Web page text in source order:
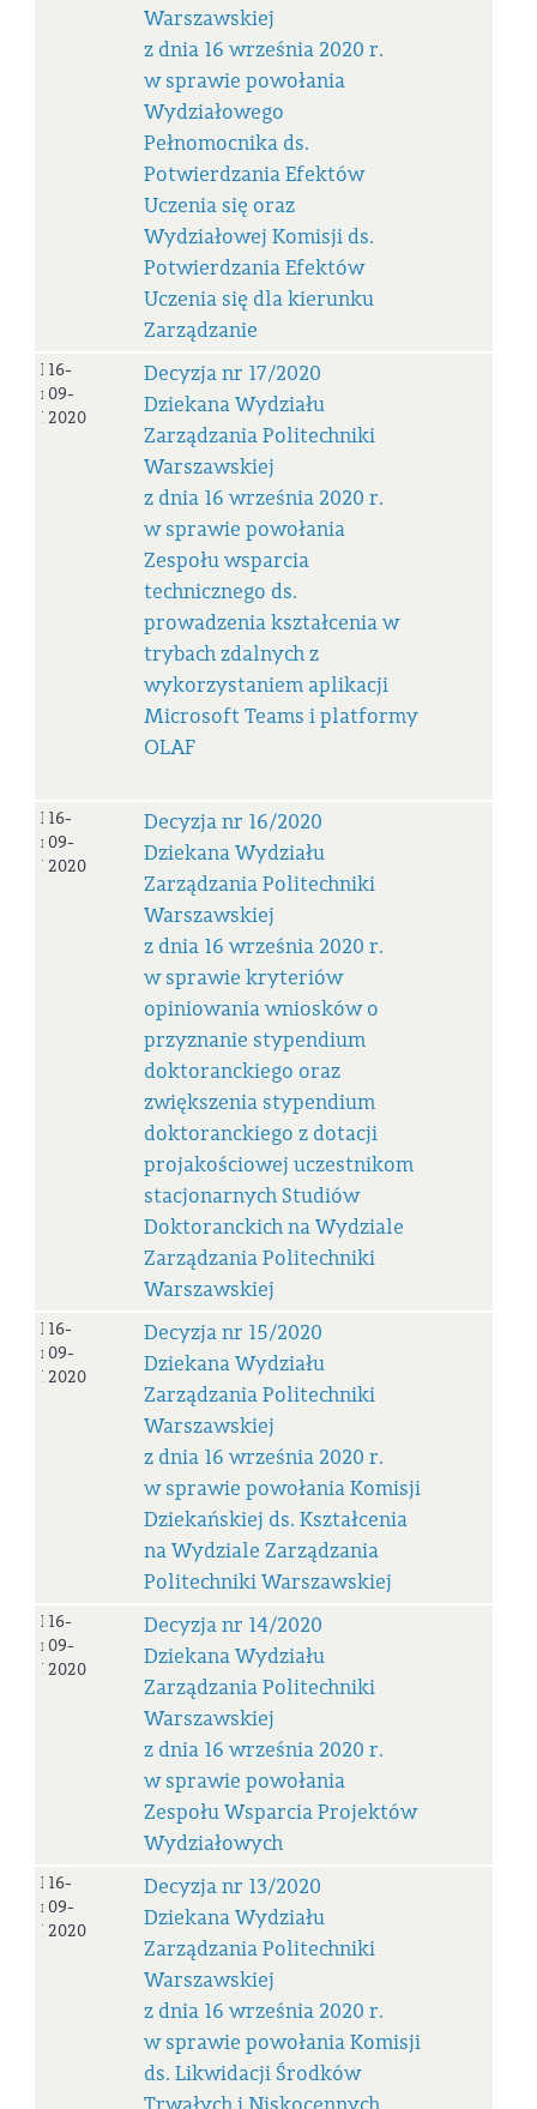
Warszawskiej
z dnia 16 września 2020 r.
w sprawie powołania
Wydziałowego
Pełnomocnika ds.
Potwierdzania Efektów
Uczenia się oraz
Wydziałowej Komisji ds.
Potwierdzania Efektów
Uczenia się dla kierunku
Zarządzanie
Decyzja
nr
17/2020
16-
09-
2020
Decyzja nr 17/2020
Dziekana Wydziału
Zarządzania Politechniki
Warszawskiej
z dnia 16 września 2020 r.
w sprawie powołania
Zespołu wsparcia
technicznego ds.
prowadzenia kształcenia w
trybach zdalnych z
wykorzystaniem aplikacji
Microsoft Teams i platformy
OLAF
Decyzja
nr
16/2020
16-
09-
2020
Decyzja nr 16/2020
Dziekana Wydziału
Zarządzania Politechniki
Warszawskiej
z dnia 16 września 2020 r.
w sprawie kryteriów
opiniowania wniosków o
przyznanie stypendium
doktoranckiego oraz
zwiększenia stypendium
doktoranckiego z dotacji
projakościowej uczestnikom
stacjonarnych Studiów
Doktoranckich na Wydziale
Zarządzania Politechniki
Warszawskiej
Decyzja
nr
15/2020
16-
09-
2020
Decyzja nr 15/2020
Dziekana Wydziału
Zarządzania Politechniki
Warszawskiej
z dnia 16 września 2020 r.
w sprawie powołania Komisji
Dziekańskiej ds. Kształcenia
na Wydziale Zarządzania
Politechniki Warszawskiej
Decyzja
nr
14/2020
16-
09-
2020
Decyzja nr 14/2020
Dziekana Wydziału
Zarządzania Politechniki
Warszawskiej
z dnia 16 września 2020 r.
w sprawie powołania
Zespołu Wsparcia Projektów
Wydziałowych
Decyzja
nr
13/2020
16-
09-
2020
Decyzja nr 13/2020
Dziekana Wydziału
Zarządzania Politechniki
Warszawskiej
z dnia 16 września 2020 r.
w sprawie powołania Komisji
ds. Likwidacji Środków